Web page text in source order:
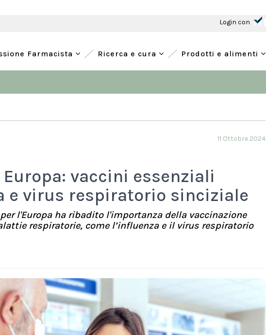
Login con
Farmacista Ricerca e cura Prodotti e alimenti
11 Ottobre 2024
vaccini essenziali
e virus respiratorio sinciziale
l'Europa ha ribadito l'importanza della vaccinazione
respiratorie, come l’influenza e il virus respiratorio